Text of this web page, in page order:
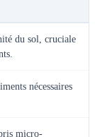
du sol, cruciale
nécessaires
micro-